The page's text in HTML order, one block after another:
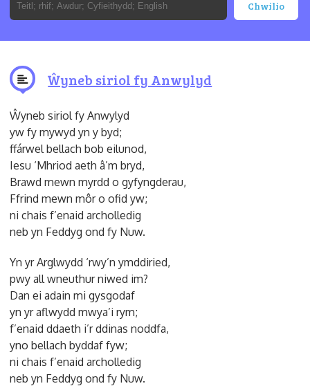
Ŵyneb siriol fy Anwylyd
Ŵyneb siriol fy Anwylyd
yw fy mywyd yn y byd;
ffárwel bellach bob eilunod,
Iesu ‘Mhriod aeth â’m bryd,
Brawd mewn myrdd o gyfyngderau,
Ffrind mewn môr o ofid yw;
ni chais f’enaid archolledig
neb yn Feddyg ond fy Nuw.
Yn yr Arglwydd ‘rwy’n ymddiried,
pwy all wneuthur niwed im?
Dan ei adain mi gysgodaf
yn yr aflwydd mwya’i rym;
f’enaid ddaeth i’r ddinas noddfa,
yno bellach byddaf fyw;
ni chais f’enaid archolledig
neb yn Feddyg ond fy Nuw.